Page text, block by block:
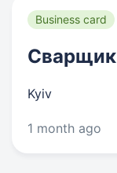
Business card
Сварщик
Kyiv
1 month ago